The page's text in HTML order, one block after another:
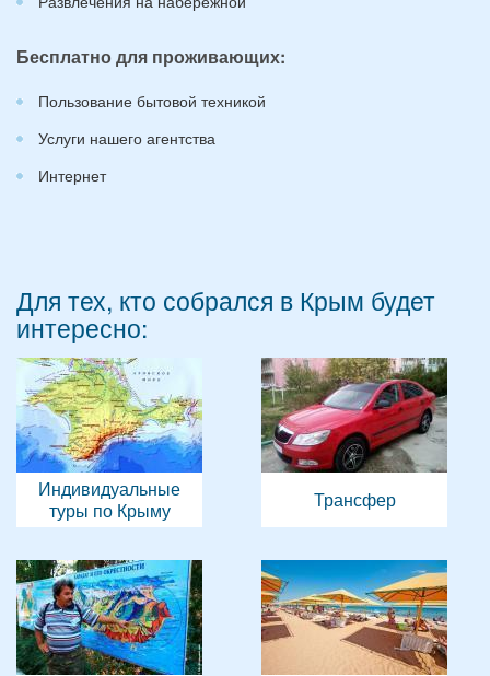
Бесплатно для проживающих:
Пользование бытовой техникой
Услуги нашего агентства
Интернет
Для тех, кто собрался в Крым будет
интересно:
Индивидуальные
туры по Крыму
Трансфер